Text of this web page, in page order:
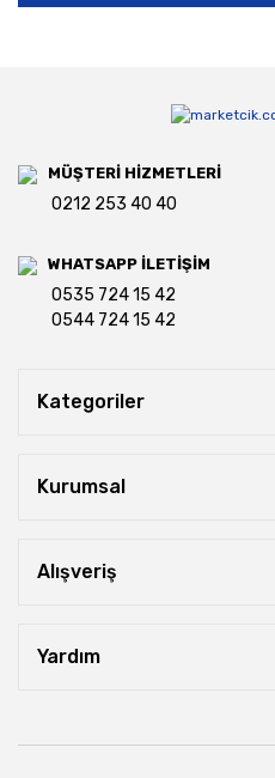
MÜŞTERİ HİZMETLERİ
0212 253 40 40
WHATSAPP İLETİŞİM
0535 724 15 42
0544 724 15 42
Kategoriler
Kurumsal
Alışveriş
Yardım